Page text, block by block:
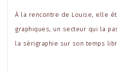
À la rencontre de Louise, elle
graphiques, un secteur qui la
la sérigraphie sur son temps